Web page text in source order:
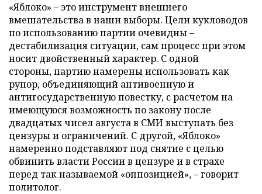
«Яблоко» – это инструмент внешнего
вмешательства в наши выборы. Цели кукловодов
по использованию партии очевидны –
дестабилизация ситуации, сам процесс при этом
носит двойственный характер. С одной
стороны, партию намерены использовать как
рупор, объединяющий антивоенную и
антигосударственную повестку, с расчетом на
имеющуюся возможность по закону после
двадцатых чисел августа в СМИ выступать без
цензуры и ограничений. С другой, «Яблоко»
намеренно подставляют под снятие с целью
обвинить власти России в цензуре и в страхе
перед так называемой «оппозицией», – говорит
политолог.